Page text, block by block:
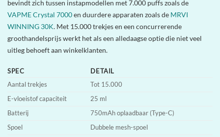
bevindt zich tussen instapmodellen met 7.000 puffs zoals de
VAPME Crystal 7000en duurdere apparaten zoals de MRVI
WINNING 30K. Met 15.000 trekjes en een concurrerende
groothandelsprijs werkt het als een alledaagse optie die niet veel
uitleg behoeft aan winkelklanten.
SPEC
DETAIL
Aantal trekjes
Tot 15.000
E-vloeistof capaciteit
25 ml
Batterij
750mAh oplaadbaar (Type-C)
Spoel
Dubbele mesh-spoel